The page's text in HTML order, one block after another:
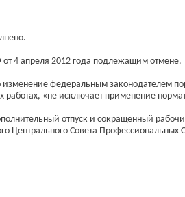
4 апреля 2012 года подлежащим отмене.
федеральным законодателем
«не исключает применение
отпуск и сокращенный
Центрального Совета